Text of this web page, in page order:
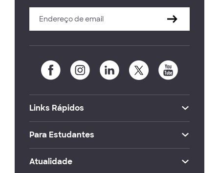
Links Rápidos
Para Estudantes
Atualidade